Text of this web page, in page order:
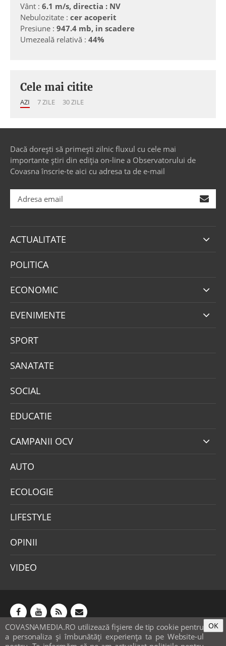
Vânt : 6.1 m/s, directia : NV
Nebulozitate : cer acoperit
Presiune : 947.4 mb, in scadere
Umezeală relativă : 44%
Cele mai citite
AZI 7 ZILE 30 ZILE
Dacă dorești să primești zilnic fluxul cu cele mai
importante știri din ediția on-line a Observatorului de
Covasna înscrie-te aici cu adresa ta de e-mail
ACTUALITATE
POLITICA
ECONOMIC
EVENIMENTE
SPORT
SANATATE
SOCIAL
EDUCATIE
CAMPANII OCV
AUTO
ECOLOGIE
LIFESTYLE
OPINII
VIDEO
COVASNAMEDIA.RO utilizează fişiere de tip cookie pentru
a personaliza și îmbunătăți experiența ta pe Website-ul
OK
Abonamente Publicitate
Mica publicitate